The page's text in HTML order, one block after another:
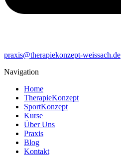
praxis@therapiekonzept-weissach.de
Navigation
Home
TherapieKonzept
SportKonzept
Kurse
Über Uns
Praxis
Blog
Kontakt